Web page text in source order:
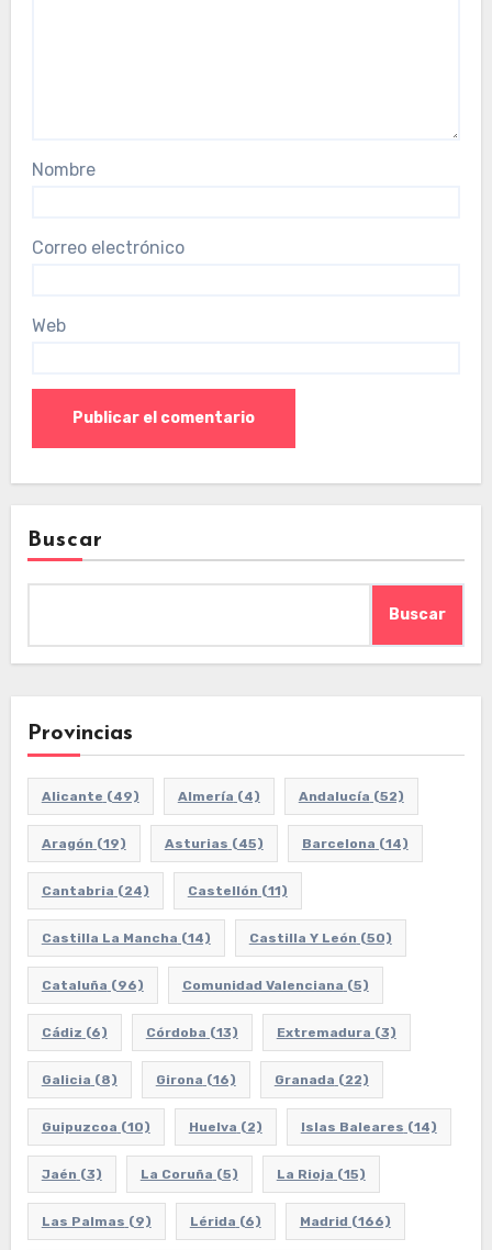
Nombre
Correo electrónico
Web
Buscar
Buscar
Provincias
Alicante (49) Almería (4) Andalucía (52)
Aragón (19) Asturias (45) Barcelona (14)
Cantabria (24) Castellón (11)
Castilla La Mancha (14) Castilla Y León (50)
Cataluña (96) Comunidad Valenciana (5)
Cádiz (6) Córdoba (13) Extremadura (3)
Galicia (8) Girona (16) Granada (22)
Guipuzcoa (10) Huelva (2) Islas Baleares (14)
Jaén (3) La Coruña (5) La Rioja (15)
Las Palmas (9) Lérida (6) Madrid (166)